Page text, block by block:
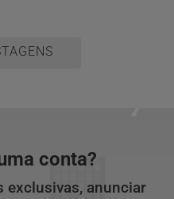
conta?
exclusivas, anunciar